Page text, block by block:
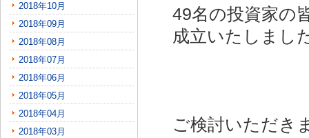
2018年10月
2018年09月
2018年08月
2018年07月
2018年06月
2018年05月
2018年04月
2018年03月
49名の投資家の
成立いたしまし
ご検討いただき